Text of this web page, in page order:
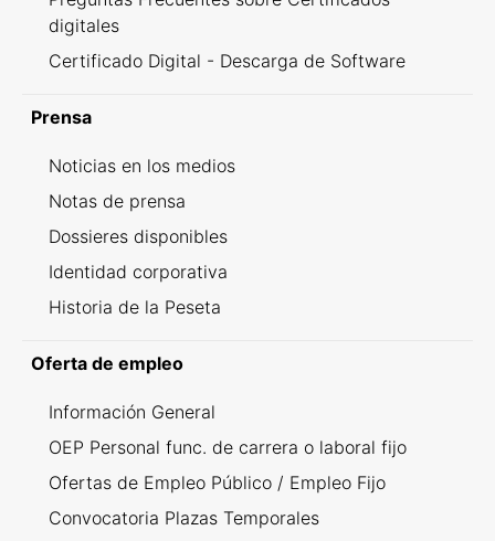
digitales
Certificado Digital - Descarga de Software
Prensa
Noticias en los medios
Notas de prensa
Dossieres disponibles
Identidad corporativa
Historia de la Peseta
Oferta de empleo
Información General
OEP Personal func. de carrera o laboral fijo
Ofertas de Empleo Público / Empleo Fijo
Convocatoria Plazas Temporales